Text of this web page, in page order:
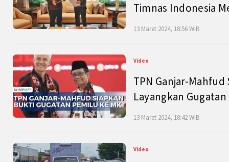
Timnas Indonesia
13 Maret 2024, 18:56 WIB
Video
TPN Ganjar-
Layangkan
13 Maret 2024, 18:42 WIB
Video